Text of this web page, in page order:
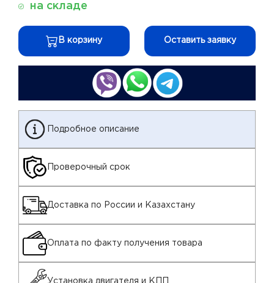
на складе
В корзину Оставить заявку
Подробное описание
Проверочный срок
Доставка по России и Казахстану
Оплата по факту получения товара
Установка двигателя и КПП